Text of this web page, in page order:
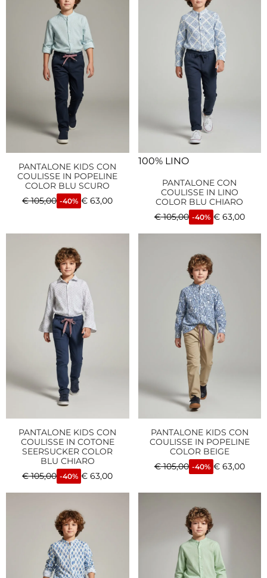
PANTALONE KIDS CON
COULISSE IN POPELINE
COLOR BLU SCURO
€105,00 -40% € 63,00
100% LINO
PANTALONE CON
COULISSE IN LINO
COLOR BLU CHIARO
€105,00 -40% €63,00
PANTALONE KIDS CON
COULISSE IN COTONE
SEERSUCKER COLOR
BLU CHIARO
€105,00 -40% € 63,00
PANTALONE KIDS CON
COULISSE IN POPELINE
COLOR BEIGE
€105,00 -40% €63,00